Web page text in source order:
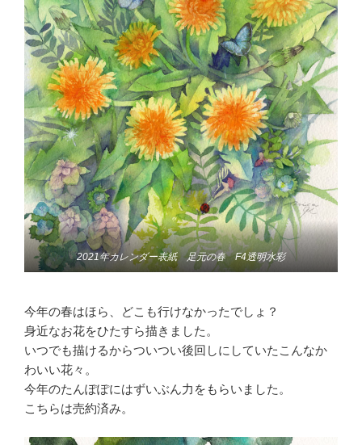
2021年カレンダー表紙 足元の春 F4透明水彩
今年の春はほら、どこも行けなかったでしょ？
身近なお花をひたすら描きました。
いつでも描けるからついつい後回しにしていたこんなか
わいい花々。
今年のたんぽぽにはずいぶん力をもらいました。
こちらは売約済み。